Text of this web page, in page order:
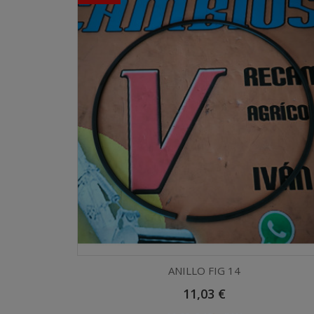
Vista rápida
ANILLO FIG 14
Precio
11,03 €